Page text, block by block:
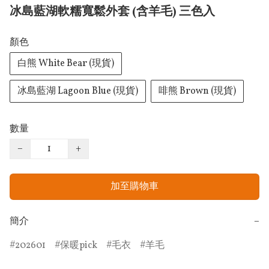
冰島藍湖軟糯寬鬆外套 (含羊毛) 三色入
顏色
白熊 White Bear (現貨)
冰島藍湖 Lagoon Blue (現貨) 啡熊 Brown (現貨)
數量
−
+
加至購物車
簡介
−
202601
保暖pick 毛衣 羊毛